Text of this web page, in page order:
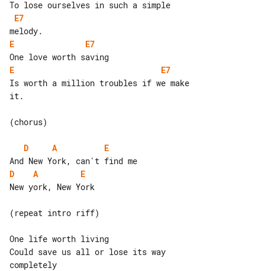
E7
E
E7
E
E7
Is worth a million troubles if we make
it.
(chorus)
D A
E
D
A
E
New york, New York
(repeat intro riff)
One life worth living
Could save us all or lose its way
completely